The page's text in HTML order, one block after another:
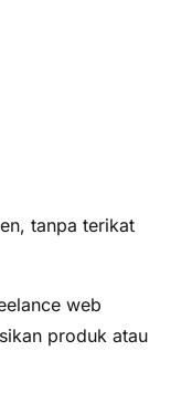
tanpa terikat
web
produk atau